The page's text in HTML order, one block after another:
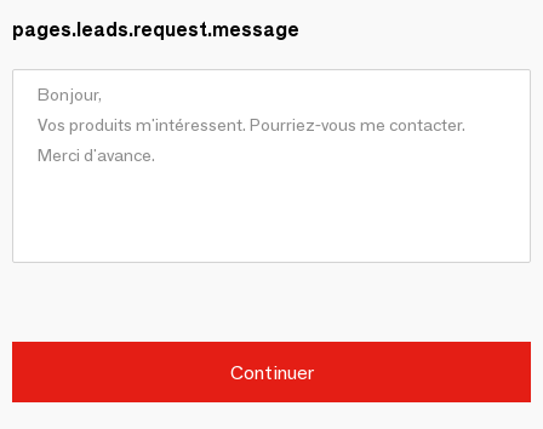
pages.leads.request.message
Continuer